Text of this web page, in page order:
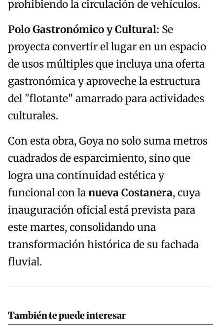
prohibiendo la circulación de vehículos.
Polo Gastronómico y Cultural: Se
proyecta convertir el lugar en un espacio
de usos múltiples que incluya una oferta
gastronómica y aproveche la estructura
del "flotante" amarrado para actividades
culturales.
Con esta obra, Goya no solo suma metros
cuadrados de esparcimiento, sino que
logra una continuidad estética y
funcional con lanueva Costanera, cuya
inauguración oficial está prevista para
este martes, consolidando una
transformación histórica de su fachada
fluvial.
También te puede interesar